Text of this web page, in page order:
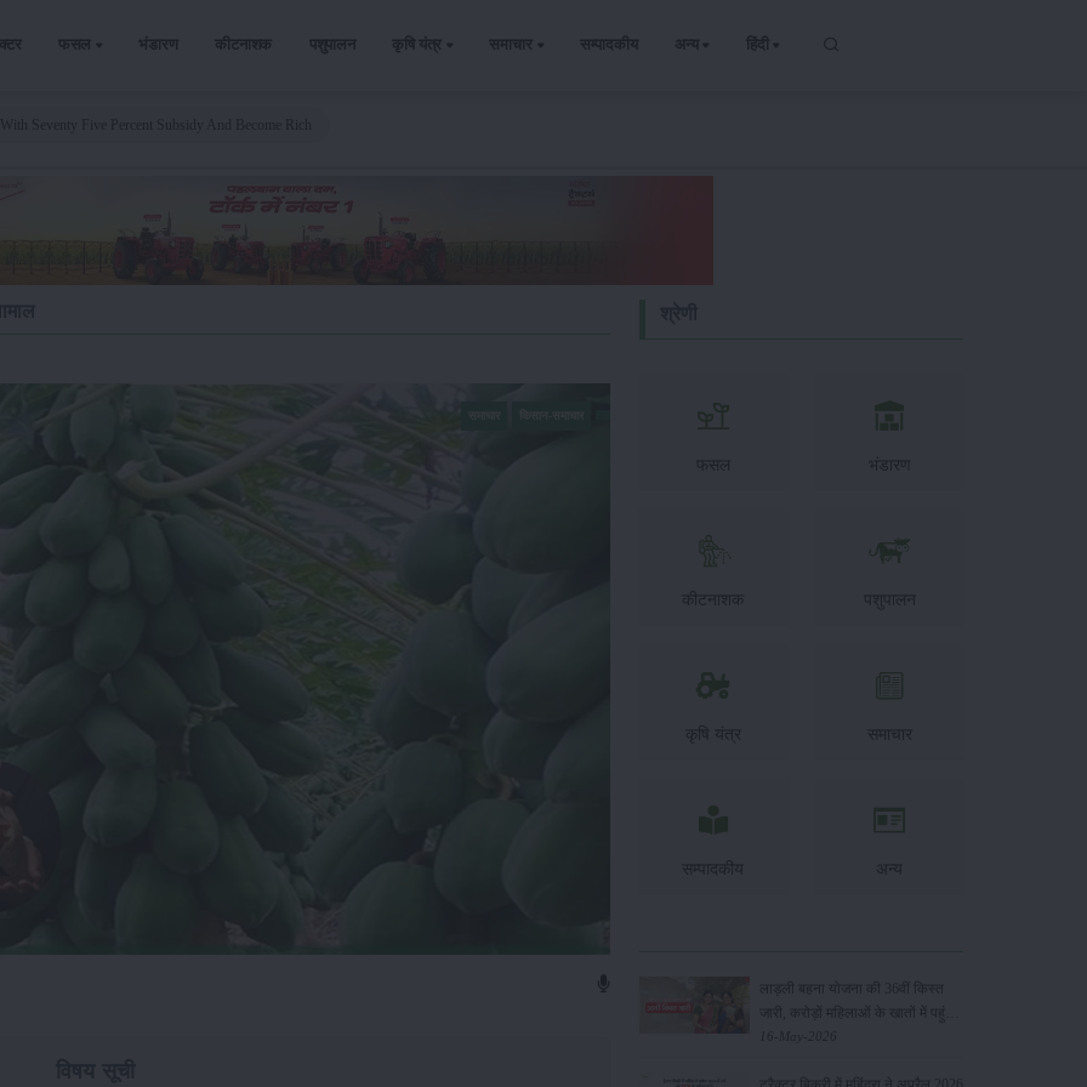
फसल भंडारण कीटनाशक पशुपालन कृषि यंत्र समाचार सम्पादकीय अन्य हिंदी
फसल भंडारण
कीटनाशक पशुपालन
कृषि यंत्र समाचार
सम्पादकीय अन्य
लाड़ली बहना योजना की 36वीं किस्त
जारी, करोड़ों महिलाओं के खातों में पहुंचे
1500 रुपये
16-May-2026